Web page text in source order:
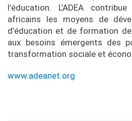
l’éducation. L’ADEA
africains les moyens de
d’éducation et de formation
aux besoins émergents des
transformation sociale et
www.adeanet.org